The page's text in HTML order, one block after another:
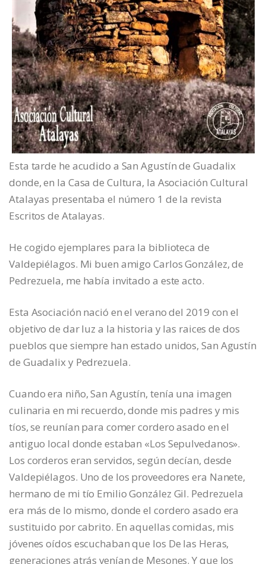
Esta tarde he acudido a San Agustín de Guadalix
donde, en la Casa de Cultura, la Asociación Cultural
Atalayas presentaba el número 1 de la revista
Escritos de Atalayas.
He cogido ejemplares para la biblioteca de
Valdepiélagos. Mi buen amigo Carlos González, de
Pedrezuela, me había invitado a este acto.
Esta Asociación nació en el verano del 2019 con el
objetivo de dar luz a la historia y las raices de dos
pueblos que siempre han estado unidos, San Agustín
de Guadalix y Pedrezuela.
Cuando era niño, San Agustín, tenía una imagen
culinaria en mi recuerdo, donde mis padres y mis
tíos, se reunían para comer cordero asado en el
antiguo local donde estaban «Los Sepulvedanos».
Los corderos eran servidos, según decían, desde
Valdepiélagos. Uno de los proveedores era Nanete,
hermano de mi tío Emilio González Gil. Pedrezuela
era más de lo mismo, donde el cordero asado era
sustituido por cabrito. En aquellas comidas, mis
jóvenes oídos escuchaban que los De las Heras,
generaciones atrás venían de Mesones. Y que los